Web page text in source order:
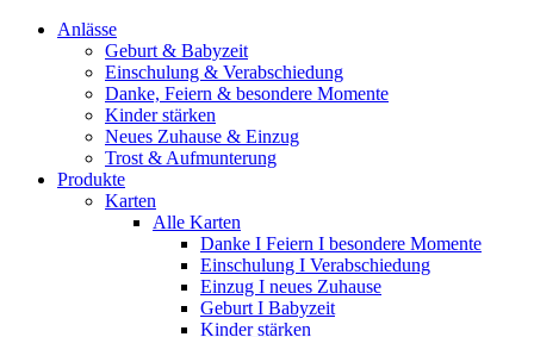
Anlässe
Geburt & Babyzeit
Einschulung & Verabschiedung
Danke, Feiern & besondere Momente
Kinder stärken
Neues Zuhause & Einzug
Trost & Aufmunterung
Produkte
Karten
Alle Karten
Danke I Feiern I besondere Momente
Einschulung I Verabschiedung
Einzug I neues Zuhause
Geburt I Babyzeit
Kinder stärken